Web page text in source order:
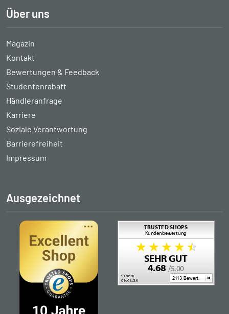
Über uns
Magazin
Kontakt
Bewertungen & Feedback
Studentenrabatt
Händleranfrage
Karriere
Soziale Verantwortung
Barrierefreiheit
Impressum
Ausgezeichnet